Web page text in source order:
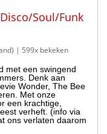
Soul/Funk
| 599x bekeken
met een swingend
Denk aan
Wonder, The Bee
Met onze
een krachtige,
verheft. (info via
ons verlaten daarom